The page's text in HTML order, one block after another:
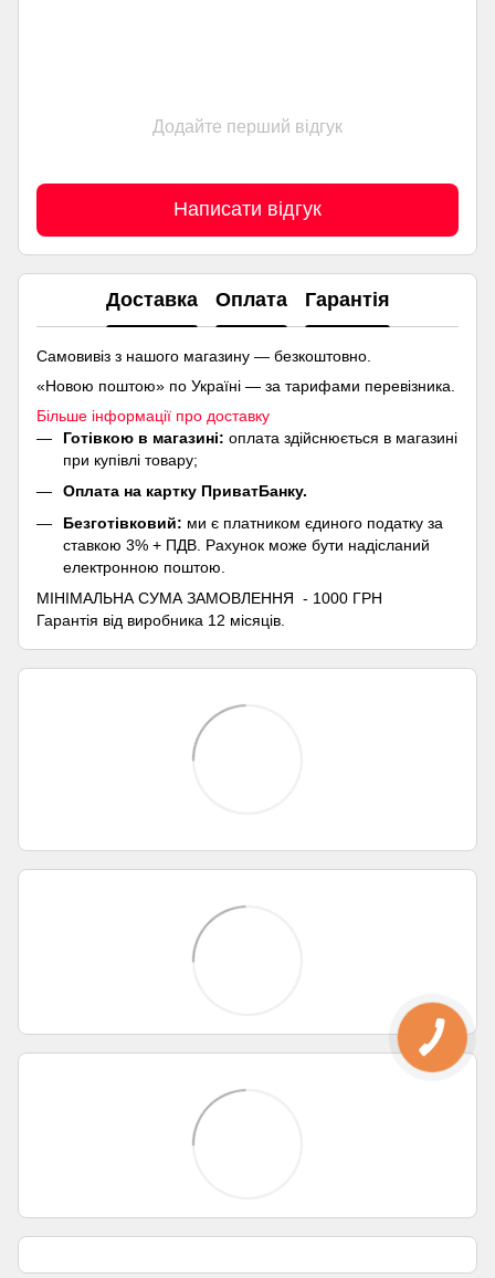
Додайте перший відгук
Написати відгук
Доставка Оплата Гарантія
Самовивіз з нашого магазину — безкоштовно.
«Новою поштою» по Україні — за тарифами перевізника.
Більше інформації про доставку
Готівкою в магазині: оплата здійснюється в магазині
при купівлі товару;
Оплата на картку ПриватБанку.
Безготівковий: ми є платником єдиного податку за
ставкою 3% + ПДВ. Рахунок може бути надісланий
електронною поштою.
МІНІМАЛЬНА СУМА ЗАМОВЛЕННЯ - 1000 ГРН
Гарантія від виробника 12 місяців.